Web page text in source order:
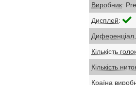
Виробник:
Дисплей:
Кількість
Кількість
Країна